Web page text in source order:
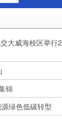
大威海校区举行
锦
源绿色低碳转型